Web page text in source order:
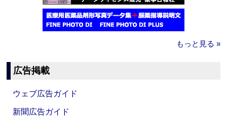
もっと見る »
広告掲載
ウェブ広告ガイド
新聞広告ガイド